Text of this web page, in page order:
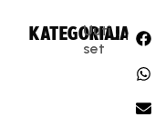
KATEGORIA:
Uuti
set
JAA: